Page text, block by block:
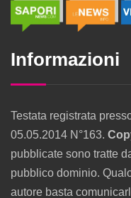
Informazioni
Testata registrata
05.05.2014 N°163.
pubblicate sono tratte
pubblico dominio.
autore basta